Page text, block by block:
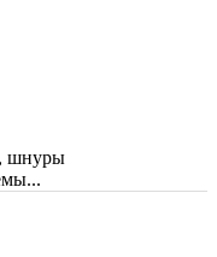
шнуры